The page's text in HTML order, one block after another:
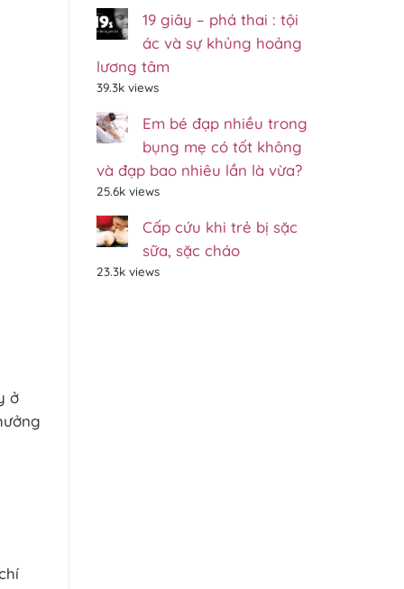
ở
Nai
thai
nhi
–
Thánh
lễ
thai
nhi
19 giây – phá thai : tội
ác và sự khủng hoảng
lương tâm
39.3k views
Em bé đạp nhiều trong
bụng mẹ có tốt không
và đạp bao nhiêu lần là vừa?
25.6k views
Cấp cứu khi trẻ bị sặc
sữa, sặc cháo
23.3k views